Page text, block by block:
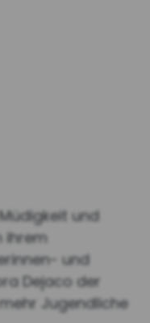
und
ihrem
und
Dejaco der
Jugendliche